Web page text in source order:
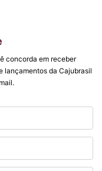
concorda em receber
lançamentos da Cajubrasil